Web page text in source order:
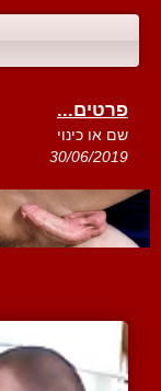
פרטים...
שם או כינוי
30/06/2019